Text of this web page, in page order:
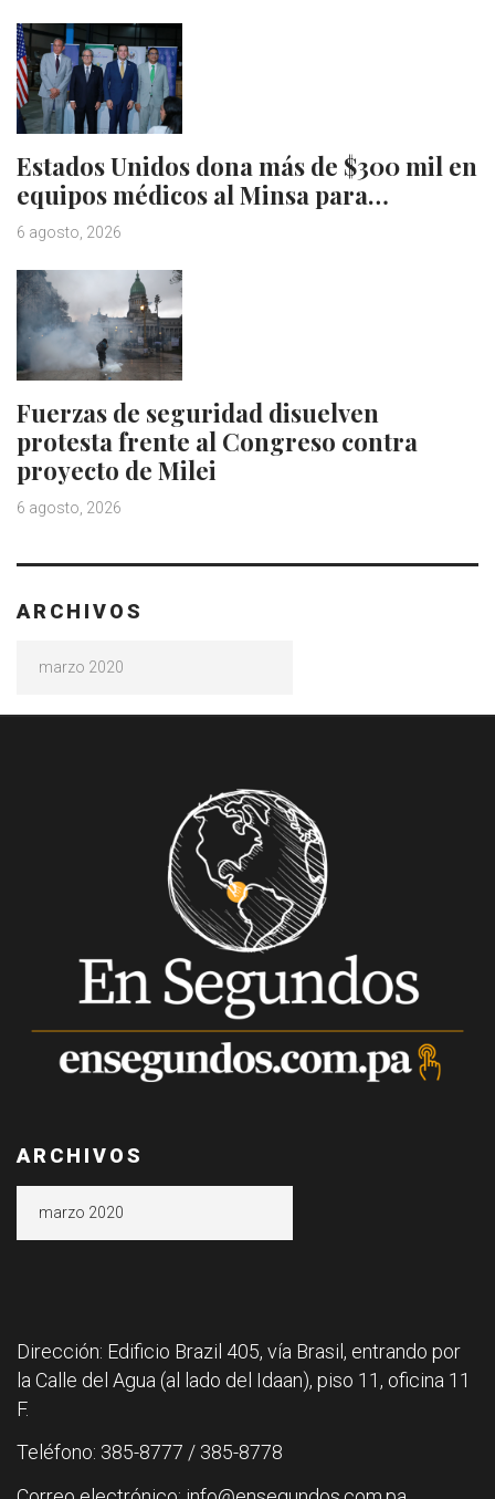
Estados Unidos dona más de $300 mil en
equipos médicos al Minsa para…
6 agosto, 2026
Fuerzas de seguridad disuelven
protesta frente al Congreso contra
proyecto de Milei
6 agosto, 2026
ARCHIVOS
ARCHIVOS
Dirección: Edificio Brazil 405, vía Brasil, entrando por
la Calle del Agua (al lado del Idaan), piso 11, oficina 11
F.
Teléfono: 385-8777 / 385-8778